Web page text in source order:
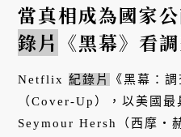
當真相成為國家
錄片 《黑幕》看
摩・赫許的孤獨
Netflix紀錄片
《黑幕：
（Cover-Up），以美國
Seymour Hersh（西摩・